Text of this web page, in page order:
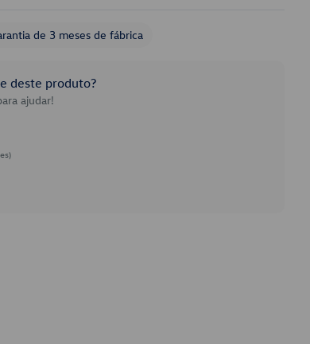
de 3 meses de fábrica
deste produto?
ajudar!